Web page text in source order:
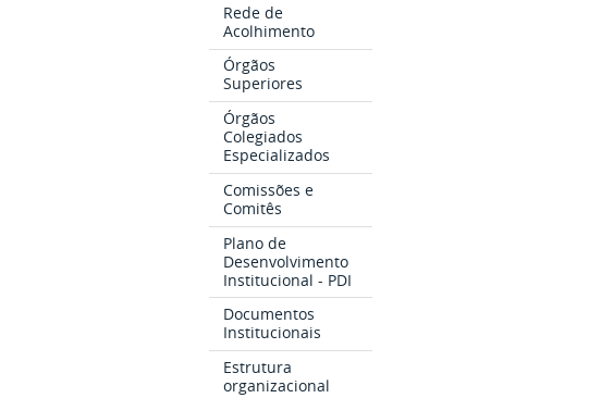
Rede de
Acolhimento
Órgãos
Superiores
Órgãos
Colegiados
Especializados
Comissões e
Comitês
Plano de
Desenvolvimento
Institucional - PDI
Documentos
Institucionais
Estrutura
organizacional